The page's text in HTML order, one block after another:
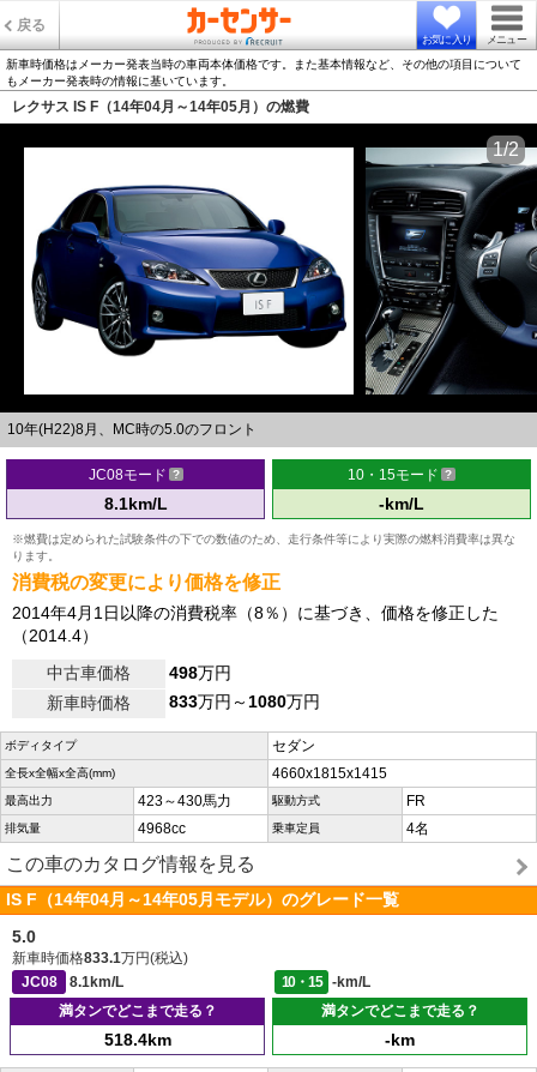
戻る
お気に入り メニュー
新車時価格はメーカー発表当時の車両本体価格です。また基本情報など、その他の項目について
もメーカー発表時の情報に基いています。
レクサス IS F（14年04月～14年05月）の燃費
10年(H22)8月、MC時の5.0のフロント
1/2
JC08モード
8.1km/L
10・15モード
-km/L
※燃費は定められた試験条件の下での数値のため、走行条件等により実際の燃料消費率は異な
ります。
消費税の変更により価格を修正
2014年4月1日以降の消費税率（8％）に基づき、価格を修正した
（2014.4）
中古車価格
498万円
新車時価格
833万円～1080万円
ボディタイプ セダン
全長x全幅x全高(mm) 4660x1815x1415
最高出力 423～430馬力 駆動方式 FR
排気量 4968cc 乗車定員 4名
この車のカタログ情報を見る
IS F（14年04月～14年05月モデル）のグレード一覧
5.0
新車時価格833.1万円(税込)
JC08
8.1km/L 10・15
-km/L
満タンでどこまで走る？
518.4km
満タンでどこまで走る？
-km